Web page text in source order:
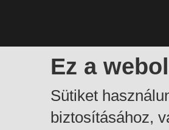
Ez a
Sütiket
biztosításához,